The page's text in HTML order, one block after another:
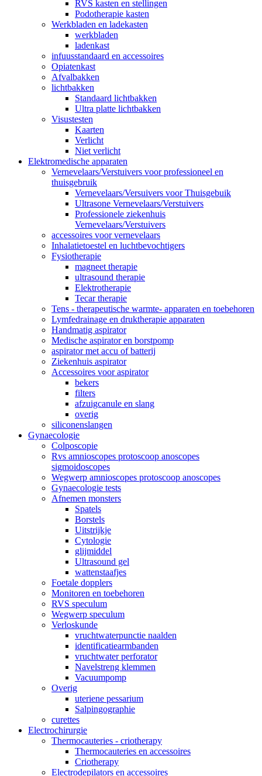
RVS kasten en stellingen
Podotherapie kasten
Werkbladen en ladekasten
werkbladen
ladenkast
infuusstandaard en accessoires
Opiatenkast
Afvalbakken
lichtbakken
Standaard lichtbakken
Ultra platte lichtbakken
Visustesten
Kaarten
Verlicht
Niet verlicht
Elektromedische apparaten
Vernevelaars/Verstuivers voor professioneel en
thuisgebruik
Vernevelaars/Versuivers voor Thuisgebuik
Ultrasone Vernevelaars/Verstuivers
Professionele ziekenhuis
Vernevelaars/Verstuivers
accessoires voor vernevelaars
Inhalatietoestel en luchtbevochtigers
Fysiotherapie
magneet therapie
ultrasound therapie
Elektrotherapie
Tecar therapie
Tens - therapeutische warmte- apparaten en toebehoren
Lymfedrainage en druktherapie apparaten
Handmatig aspirator
Medische aspirator en borstpomp
aspirator met accu of batterij
Ziekenhuis aspirator
Accessoires voor aspirator
bekers
filters
afzuigcanule en slang
overig
siliconenslangen
Gynaecologie
Colposcopie
Rvs amnioscopes protoscoop anoscopes
sigmoidoscopes
Wegwerp amnioscopes protoscoop anoscopes
Gynaecologie tests
Afnemen monsters
Spatels
Borstels
Uitstrijkje
Cytologie
glijmiddel
Ultrasound gel
wattenstaafjes
Foetale dopplers
Monitoren en toebehoren
RVS speculum
Wegwerp speculum
Verloskunde
vruchtwaterpunctie naalden
identificatiearmbanden
vruchtwater perforator
Navelstreng klemmen
Vacuumpomp
Overig
uteriene pessarium
Salpingographie
curettes
Electrochirurgie
Thermocauteries - criotherapy
Thermocauteries en accessoires
Criotherapy
Electrodepilators en accessoires